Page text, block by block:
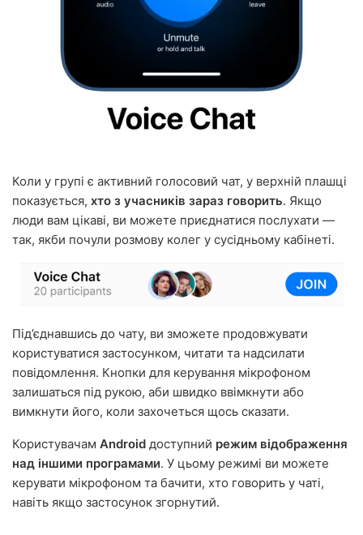
Коли у групі є активний голосовий чат, у верхній плашці
показується, хто з учасників зараз говорить. Якщо
люди вам цікаві, ви можете приєднатися послухати —
так, якби почули розмову колег у сусідньому кабінеті.
Під’єднавшись до чату, ви зможете продовжувати
користуватися застосунком, читати та надсилати
повідомлення. Кнопки для керування мікрофоном
залишаться під рукою, аби швидко ввімкнути або
вимкнути його, коли захочеться щось сказати.
Користувачам Android доступний режим відображення
над іншими програмами. У цьому режимі ви можете
керувати мікрофоном та бачити, хто говорить у чаті,
навіть якщо застосунок згорнутий.